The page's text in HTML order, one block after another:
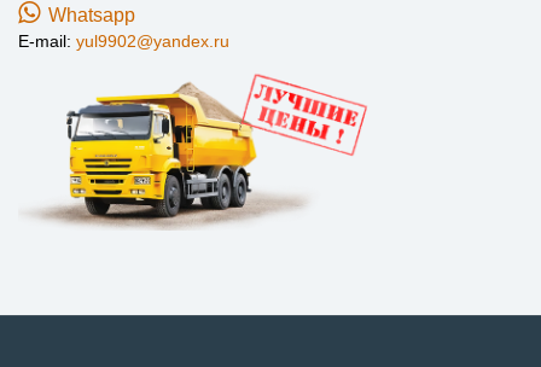
Whatsapp
E-mail: yul9902@yandex.ru